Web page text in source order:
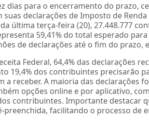
dias para o encerramento do prazo,
declarações de Imposto de Renda
última terça-feira (20), 27.448.777
59,41% do total esperado
de declarações até o fim do prazo,
Federal, 64,4% das declarações
19,4% dos contribuintes precisarão
a receber. A maioria das declarações
opções online e por aplicativo,
contribuintes. Importante destacar
preenchida, facilitando o processo de